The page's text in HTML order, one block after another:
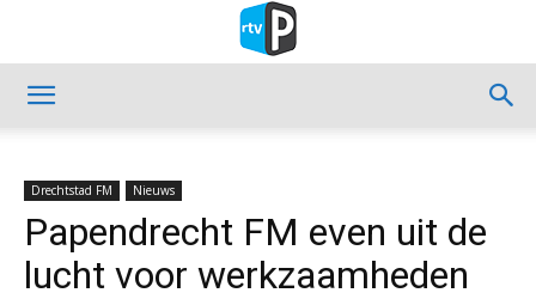
Drechtstad FM Nieuws
Papendrecht FM even uit de
lucht voor werkzaamheden